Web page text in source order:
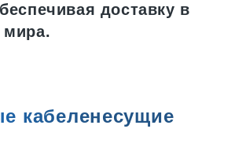
доставку в
кабеленесущие